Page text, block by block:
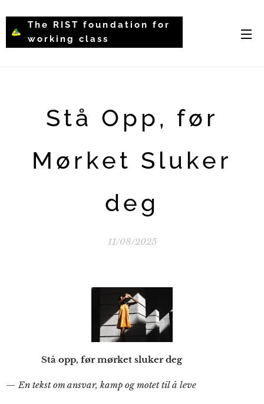
The RIST foundation for
working class
Stå Opp, før
Mørket Sluker
deg
11/08/2025
Stå opp, før mørket sluker deg
— En tekst om ansvar, kamp og motet til å leve